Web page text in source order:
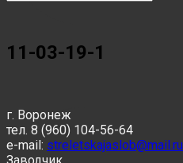
11-03-19-1
г. Воронеж
тел. 8 (960) 104-56-64
e-mail: streletskajaslob@mail.ru